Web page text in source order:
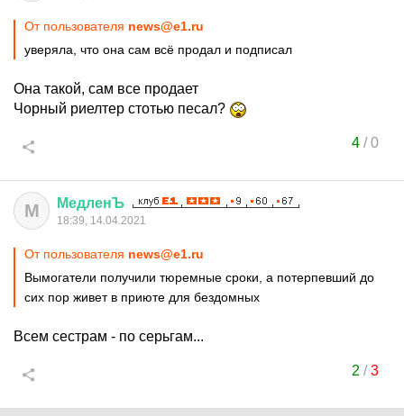
От пользователя news@e1.ru
уверяла, что она сам всё продал и подписал
Она такой, сам все продает
Чорный риелтер стотью песал?
4/0
М МедленЪ
18:39, 14.04.2021
От пользователя news@e1.ru
Вымогатели получили тюремные сроки, а потерпевший до
сих пор живет в приюте для бездомных
Всем сестрам - по серьгам...
2 /3